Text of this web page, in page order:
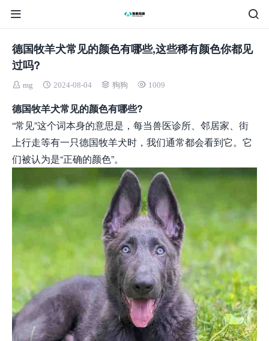
德国牧羊犬常见的颜色有哪些,这些稀有颜色你都见
过吗?
mg 2024-08-04 狗狗 1009
德国牧羊犬常见的颜色有哪些?
“常见”这个词本身的意思是，每当兽医诊所、邻居家、街
上行走等有一只德国牧羊犬时，我们通常都会看到它。它
们被认为是“正确的颜色”。